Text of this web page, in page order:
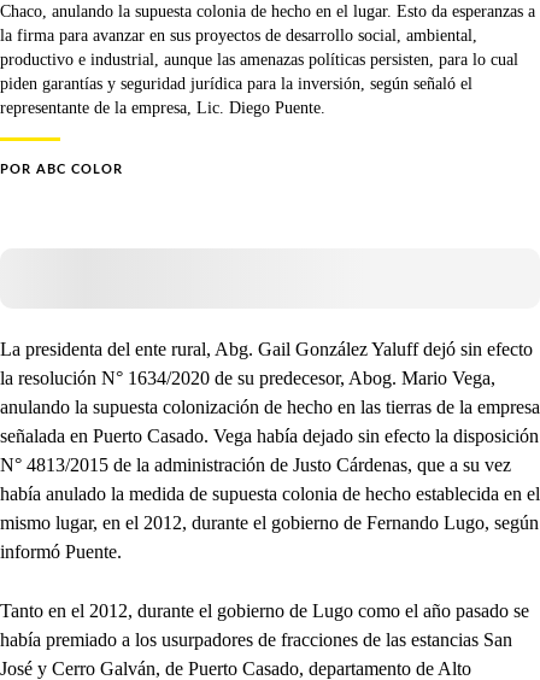
Chaco, anulando la supuesta colonia de hecho en el lugar. Esto da esperanzas a
la firma para avanzar en sus proyectos de desarrollo social, ambiental,
productivo e industrial, aunque las amenazas políticas persisten, para lo cual
piden garantías y seguridad jurídica para la inversión, según señaló el
representante de la empresa, Lic. Diego Puente.
POR ABC COLOR
La presidenta del ente rural, Abg. Gail González Yaluff dejó sin efecto
la resolución N° 1634/2020 de su predecesor, Abog. Mario Vega,
anulando la supuesta colonización de hecho en las tierras de la empresa
señalada en Puerto Casado. Vega había dejado sin efecto la disposición
N° 4813/2015 de la administración de Justo Cárdenas, que a su vez
había anulado la medida de supuesta colonia de hecho establecida en el
mismo lugar, en el 2012, durante el gobierno de Fernando Lugo, según
informó Puente.
Tanto en el 2012, durante el gobierno de Lugo como el año pasado se
había premiado a los usurpadores de fracciones de las estancias San
José y Cerro Galván, de Puerto Casado, departamento de Alto